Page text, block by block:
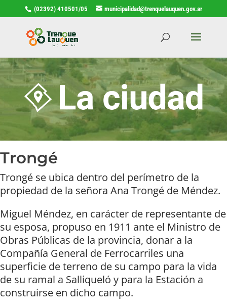
(02392) 410501/05 municipalidad@trenquelauquen.gov.ar
Trongé
Trongé se ubica dentro del perímetro de la
propiedad de la señora Ana Trongé de Méndez.
Miguel Méndez, en carácter de representante de
su esposa, propuso en 1911 ante el Ministro de
Obras Públicas de la provincia, donar a la
Compañía General de Ferrocarriles una
superficie de terreno de su campo para la vida
de su ramal a Salliqueló y para la Estación a
construirse en dicho campo.